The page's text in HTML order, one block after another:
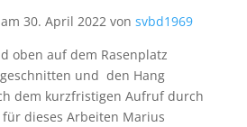
30. April 2022 von svbd1969
oben auf dem Rasenplatz
und den Hang
dem kurzfristigen Aufruf durch
dieses Arbeiten Marius